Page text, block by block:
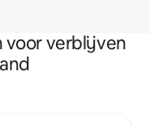
voor verblijven